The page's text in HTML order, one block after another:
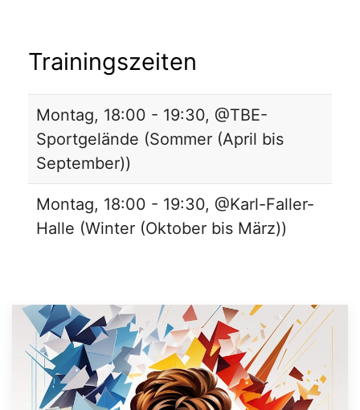
Trainingszeiten
Montag, 18:00 - 19:30, @TBE-
Sportgelände (Sommer (April bis
September))
Montag, 18:00 - 19:30, @Karl-Faller-
Halle (Winter (Oktober bis März))